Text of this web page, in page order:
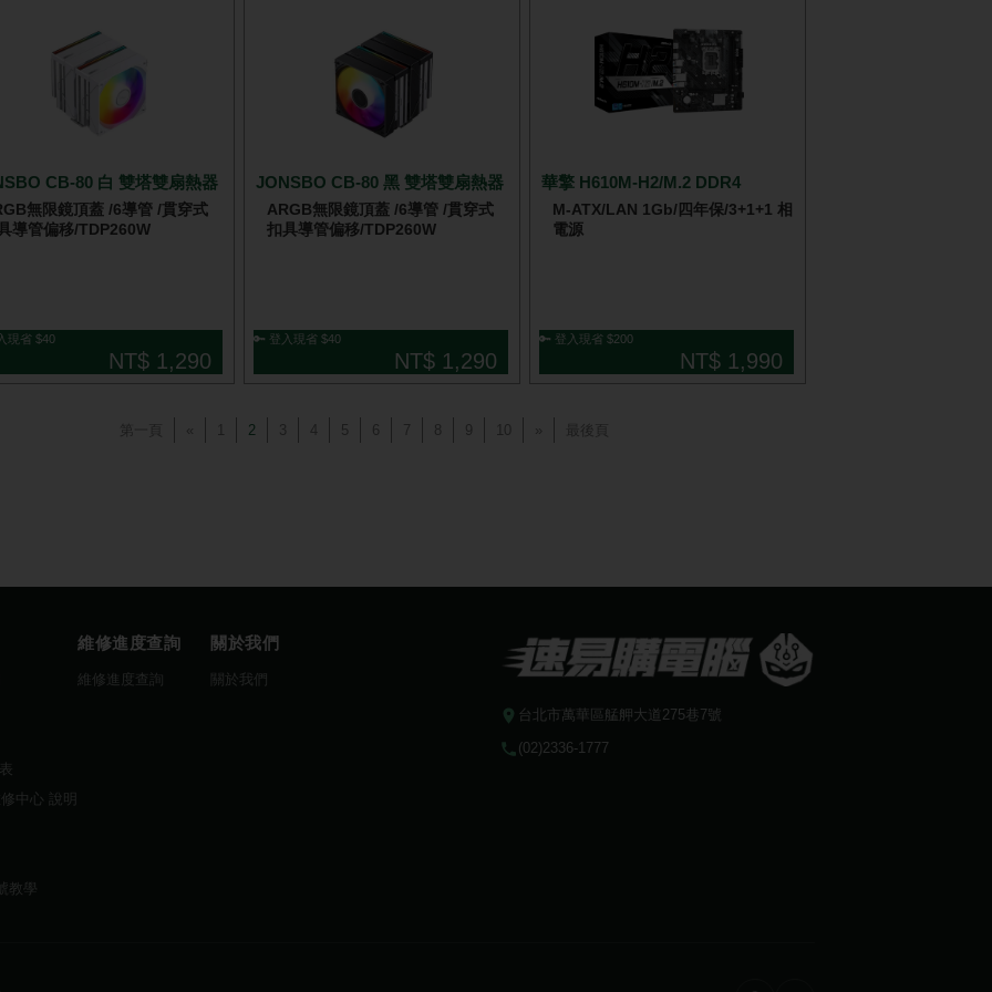
CB-80 白 雙塔雙扇熱器
無限鏡頂蓋 /6導管 /貫穿式
導管偏移/TDP260W
現省 $40
NT$ 1,290
JONSBO CB-80 黑 雙塔雙扇熱器
ARGB無限鏡頂蓋 /6導管 /貫穿式
扣具導管偏移/TDP260W
🔑 登入現省 $40
NT$ 1,290
華擎 H610M-H2/M.2 DDR4
M-ATX/LAN 1Gb/四年保/3+1+1 相
電源
🔑 登入現省 $200
NT$ 1,990
1 2 3 5 6 7 8 9 10 最後頁
中心 說明
教學
維修進度查詢
維修進度查詢
關於我們
關於我們
台北市萬華區艋舺大道275巷7號
(02)2336-1777